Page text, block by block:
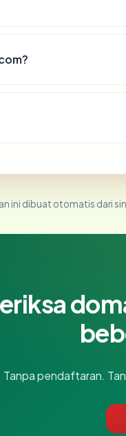
ini dibuat otomatis dari
Tanpa pendaftaran.